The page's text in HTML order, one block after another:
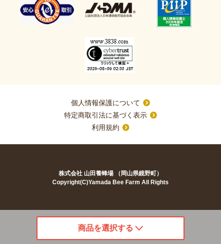
個人情報保護について
特定商取引法に基づく表示
利用規約
株式会社 山田養蜂場 （岡山県鏡野町）
Copyright(C)Yamada Bee Farm All Rights
商品を選択する